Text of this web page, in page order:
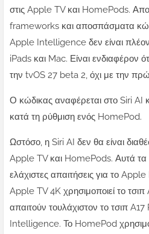
στις Apple TV και HomePods.
frameworks και αποσπάσματα
Apple Intelligence δεν είναι
iPads και Mac. Είναι ενδιαφέρον
την tvOS 27 beta 2, όχι με την
Ο κώδικας αναφέρεται στο Siri
κατά τη ρύθμιση ενός HomePod.
Ωστόσο, η Siri AI δεν θα είναι
Apple TV και HomePods. Αυτά τα
ελάχιστες απαιτήσεις για το
Apple TV 4K χρησιμοποιεί το
απαιτούν τουλάχιστον το τσιπ
Intelligence. Το HomePod